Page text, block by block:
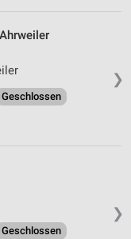
❯
Geschlossen
❯
Geschlossen